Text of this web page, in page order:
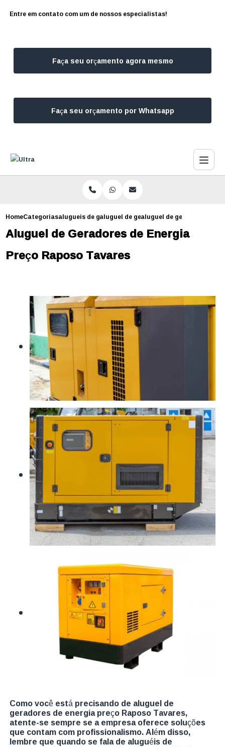
Entre em contato com um de nossos especialistas!
Faça seu orçamento agora mesmo
Faça seu orçamento por Whatsapp
HomeCategoriasalugueis de geradoresaluguel de geradores 24 horas
aluguel de geradores de
Aluguel de Geradores de Energia
Preço Raposo Tavares
Como você está precisando de aluguel de
geradores de energia preço Raposo Tavares,
atente-se sempre se a empresa oferece soluções
que contam com profissionalismo. Além disso,
lembre que quando se fala de aluguéis de